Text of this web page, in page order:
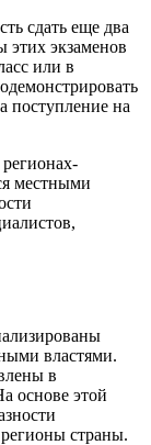
сдать еще два
этих экзаменов
или в
поступление на
местными
властями.
в
основе этой
страны.